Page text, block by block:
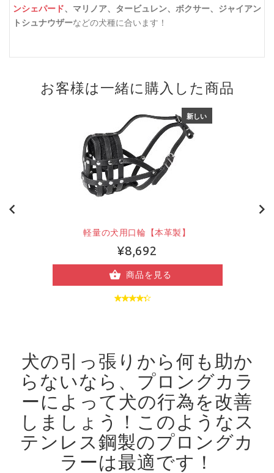
ンシェパード、マリノア、タービュレン、ボクサー、ジャイアン
トシュナウザーなどの犬種に合います！
お客様は一緒に購入した商品
新しい
軽量の犬用口輪【本革製】
¥8,692
商品を見る
犬の引っ張りから何も助か
らないなら、プロングカラ
ーによって犬の行為を改善
しましょう！ このようなス
テンレス鋼製のプロングカ
ラーは最適です！